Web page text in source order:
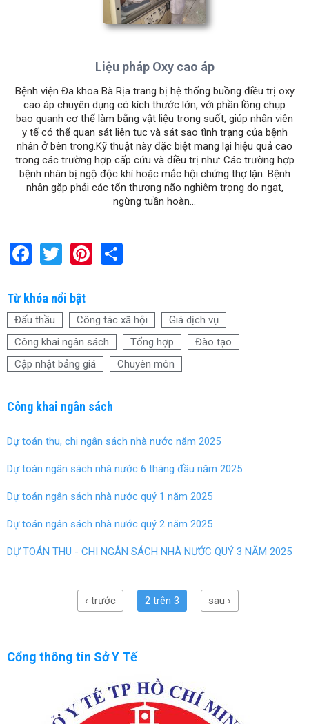
Liệu pháp Oxy cao áp
Bệnh viện Đa khoa Bà Rịa trang bị hệ thống buồng điều trị oxy
cao áp chuyên dụng có kích thước lớn, với phần lồng chụp
bao quanh cơ thể làm bằng vật liệu trong suốt, giúp nhân viên
y tế có thể quan sát liên tục và sát sao tình trạng của bệnh
nhân ở bên trong.Kỹ thuật này đặc biệt mang lại hiệu quả cao
trong các trường hợp cấp cứu và điều trị như: ​Các trường hợp
bệnh nhân bị ngộ độc khí hoặc mắc hội chứng thợ lặn. ​Bệnh
nhân gặp phải các tổn thương não nghiêm trọng do ngạt,
ngừng tuần hoàn...
F
ce
b
o
o
T
tt
er
Pi
es
t
e
Từ khóa nổi bật
Đấu thầu Công tác xã hội
Giá dịch vụ
Công khai ngân sách
Tổng hợp
Đào tạo
Cập nhật bảng giá
Chuyên môn
Công khai ngân sách
Dự toán thu, chi ngân sách nhà nước năm 2025
Dự toán ngân sách nhà nước 6 tháng đầu năm 2025
Dự toán ngân sách nhà nước quý 1 năm 2025
Dự toán ngân sách nhà nước quý 2 năm 2025
DỰ TOÁN THU - CHI NGÂN SÁCH NHÀ NƯỚC QUÝ 3 NĂM 2025
‹ trước 2 trên 3 sau ›
Cổng thông tin Sở Y Tế